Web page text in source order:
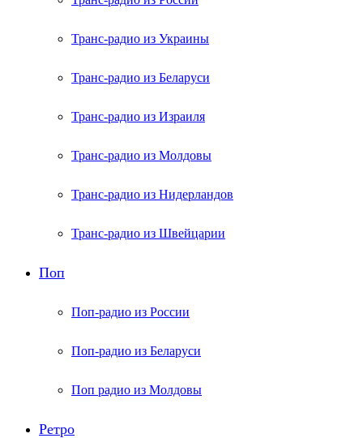
Транс-радио из Украины
Транс-радио из Беларуси
Транс-радио из Израиля
Транс-радио из Молдовы
Транс-радио из Нидерландов
Транс-радио из Швейцарии
Поп
Поп-радио из России
Поп-радио из Беларуси
Поп радио из Молдовы
Ретро